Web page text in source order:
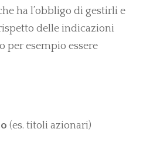
ha l’obbligo di gestirli e
delle indicazioni
per esempio essere
(es. titoli azionari)